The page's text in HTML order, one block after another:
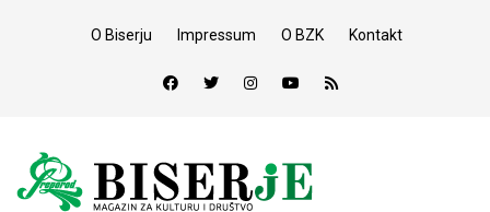
O Biserju Impressum O BZK Kontakt